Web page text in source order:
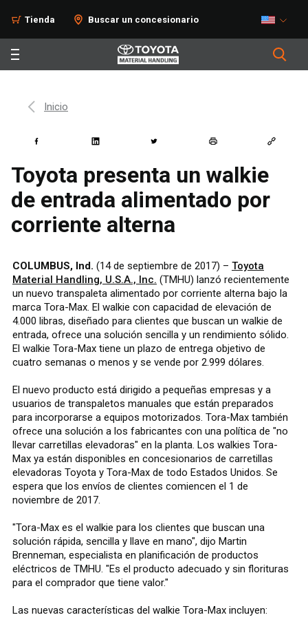
Tienda Buscar un concesionario
Inicio
Toyota presenta un walkie
de entrada alimentado por
corriente alterna
COLUMBUS, Ind. (14 de septiembre de 2017) – Toyota
Material Handling, U.S.A., Inc. (TMHU) lanzó recientemente
un nuevo transpaleta alimentado por corriente alterna bajo la
marca Tora-Max. El walkie con capacidad de elevación de
4.000 libras, diseñado para clientes que buscan un walkie de
entrada, ofrece una solución sencilla y un rendimiento sólido.
El walkie Tora-Max tiene un plazo de entrega objetivo de
cuatro semanas o menos y se vende por 2.999 dólares.
El nuevo producto está dirigido a pequeñas empresas y a
usuarios de transpaletos manuales que están preparados
para incorporarse a equipos motorizados. Tora-Max también
ofrece una solución a los fabricantes con una política de "no
llevar carretillas elevadoras" en la planta. Los walkies Tora-
Max ya están disponibles en concesionarios de carretillas
elevadoras Toyota y Tora-Max de todo Estados Unidos. Se
espera que los envíos de clientes comiencen el 1 de
noviembre de 2017.
"Tora-Max es el walkie para los clientes que buscan una
solución rápida, sencilla y llave en mano", dijo Martin
Brenneman, especialista en planificación de productos
eléctricos de TMHU. "Es el producto adecuado y sin florituras
para el comprador que tiene valor."
Las nuevas características del walkie Tora-Max incluyen: